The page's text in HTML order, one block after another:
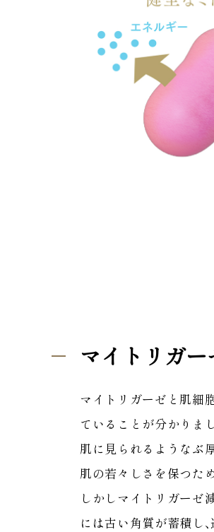
マイトリガ
マイトリガーゼと肌細
ていることが分かりま
肌に見られるようなぶ
肌の若々しさを保つた
しかしマイトリガーゼ
には古い角質が蓄積し